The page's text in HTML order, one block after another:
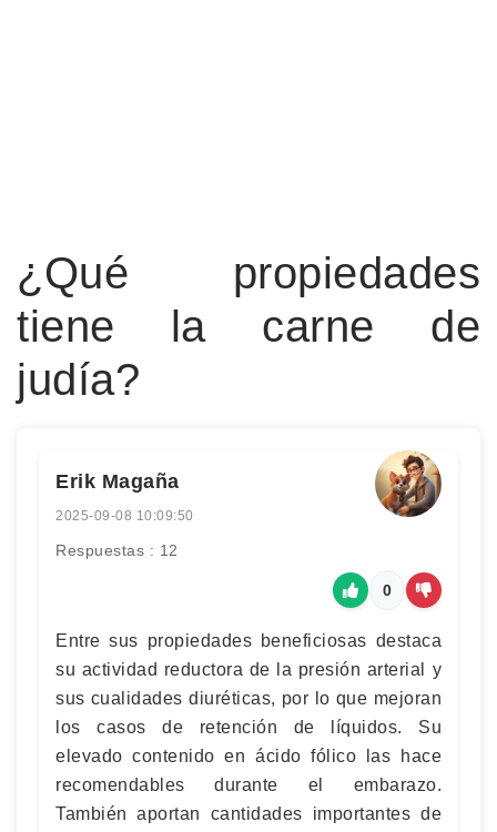
¿Qué propiedades
tiene la carne de
judía?
Erik Magaña
2025-09-08 10:09:50
Respuestas : 12
0
Entre sus propiedades beneficiosas destaca
su actividad reductora de la presión arterial y
sus cualidades diuréticas, por lo que mejoran
los casos de retención de líquidos. Su
elevado contenido en ácido fólico las hace
recomendables durante el embarazo.
También aportan cantidades importantes de